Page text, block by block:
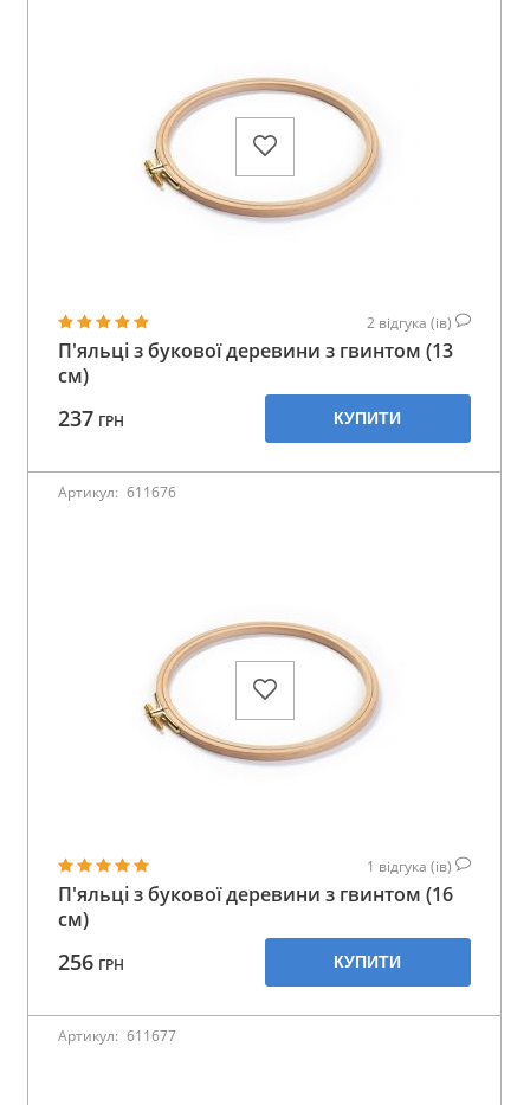
2 відгука (ів)
П'яльці з букової деревини з гвинтом (13
см)
237 ГРН КУПИТИ
Артикул: 611676
1 відгука (ів)
П'яльці з букової деревини з гвинтом (16
см)
256 ГРН КУПИТИ
Артикул: 611677